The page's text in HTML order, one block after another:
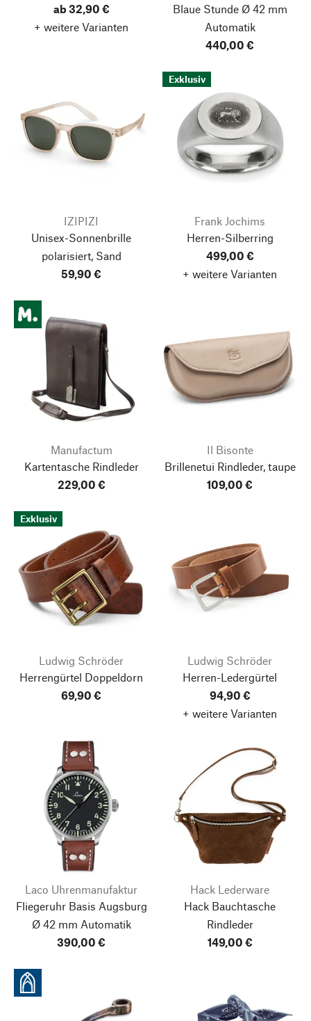
ab 32,90 €
+ weitere Varianten
Blaue Stunde Ø 42 mm
Automatik
440,00 €
IZIPIZI
Unisex-Sonnenbrille
polarisiert, Sand
59,90 €
Exklusiv
Frank Jochims
Herren-Silberring
499,00 €
+ weitere Varianten
Manufactum
Kartentasche Rindleder
229,00 €
Il Bisonte
Brillenetui Rindleder, taupe
109,00 €
Exklusiv
Ludwig Schröder
Herrengürtel Doppeldorn
69,90 €
Ludwig Schröder
Herren-Ledergürtel
94,90 €
+ weitere Varianten
Laco Uhrenmanufaktur
Fliegeruhr Basis Augsburg
Ø 42 mm Automatik
390,00 €
Hack Lederware
Hack Bauchtasche
Rindleder
149,00 €